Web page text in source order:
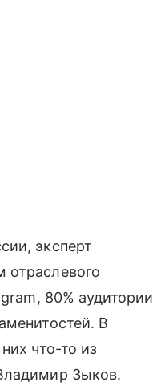
эксперт
отраслевого
80% аудитории
В
что-то из
Зыков.